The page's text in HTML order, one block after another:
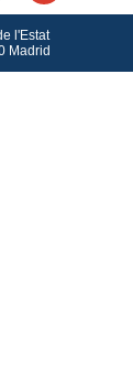
l'Estat
Madrid